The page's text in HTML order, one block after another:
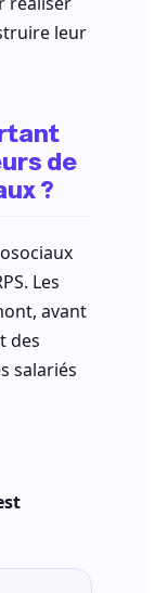
leur
de
?
Les
avant
des
salariés